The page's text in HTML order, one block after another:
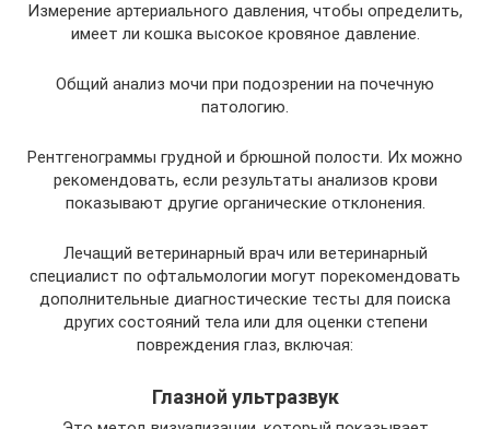
Измерение артериального давления, чтобы определить,
имеет ли кошка высокое кровяное давление.
Общий анализ мочи при подозрении на почечную
патологию.
Рентгенограммы грудной и брюшной полости. Их можно
рекомендовать, если результаты анализов крови
показывают другие органические отклонения.
Лечащий ветеринарный врач или ветеринарный
специалист по офтальмологии могут порекомендовать
дополнительные диагностические тесты для поиска
других состояний тела или для оценки степени
повреждения глаз, включая:
Глазной ультразвук